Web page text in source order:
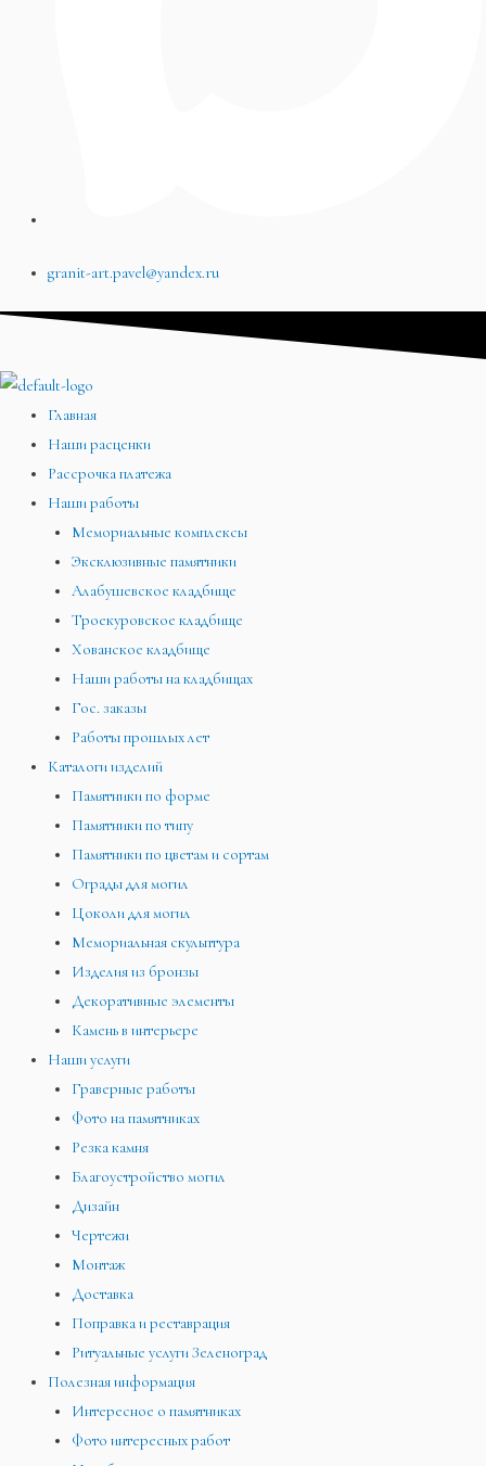
granit-art.pavel@yandex.ru
Главная
Наши расценки
Рассрочка платежа
Наши работы
Мемориальные комплексы
Эксклюзивные памятники
Алабушевское кладбище
Троекуровское кладбище
Хованское кладбище
Наши работы на кладбищах
Гос. заказы
Работы прошлых лет
Каталоги изделий
Памятники по форме
Памятники по типу
Памятники по цветам и сортам
Ограды для могил
Цоколи для могил
Мемориальная скульптура
Изделия из бронзы
Декоративные элементы
Камень в интерьере
Наши услуги
Граверные работы
Фото на памятниках
Резка камня
Благоустройство могил
Дизайн
Чертежи
Монтаж
Доставка
Поправка и реставрация
Ритуальные услуги Зеленоград
Полезная информация
Интересное о памятниках
Фото интересных работ